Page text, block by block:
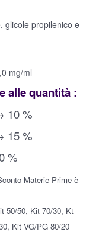
glicole propilenico e
mg/ml
alle quantità :
10 %
15 %
%
Materie Prime è
50/50, Kit 70/30, Kt
Kit VG/PG 80/20